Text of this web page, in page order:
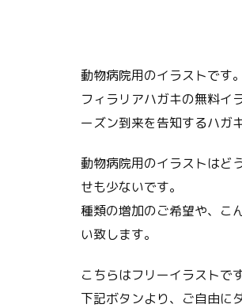
動物病院用のイラストです。
フィラリアハガキの無料
ーズン到来を告知するハガ
動物病院用のイラストはど
せも少ないです。
種類の増加のご希望や、こ
い致します。
こちらはフリーイラストで
下記ボタンより、ご自由に